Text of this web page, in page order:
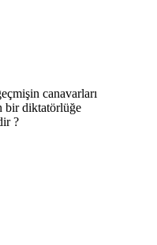
canavarları
bir diktatörlüğe
?